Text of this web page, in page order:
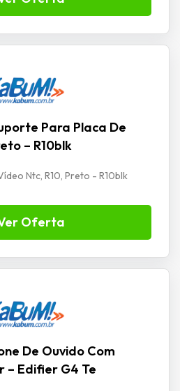
Para Placa De
– R10blk
Ntc, R10, Preto - R10blk
Oferta
De Ouvido Com
– Edifier G4 Te